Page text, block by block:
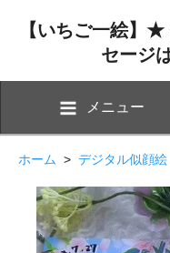
【いちご一絵】
セージ
メニュー
ホーム > デジタル似顔絵